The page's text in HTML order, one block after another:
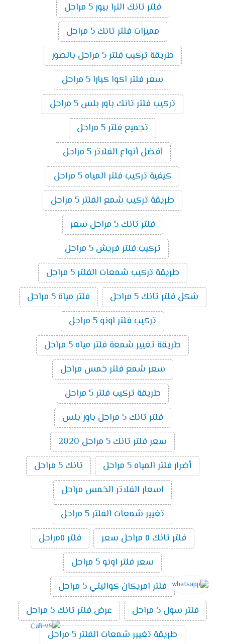
فلتر تانك الترا بيور 5 مراحل
مميزات فلتر تانك 5 مراحل
طريقة تركيب فلتر 5 مراحل بالصور
سعر فلتر اكوا كيارا 5 مراحل
تركيب فلتر تانك باور بلس 5 مراحل
تجميع فلتر 5 مراحل
أفضل أنواع الفلاتر 5 مراحل
كيفية تركيب فلتر المياه 5 مراحل
طريقة تركيب شمع الفلتر 5 مراحل
فلتر تانك 5 مراحل سعر
تركيب فلتر فريش 5 مراحل
طريقة تركيب شمعات الفلتر 5 مراحل
شكل فلتر تانك 5 مراحل
فلتر مياة 5 مراحل
تركيب فلتر اونو 5 مراحل
طريقة تغيير شمعة فلتر مياه 5 مراحل
سعر شمع فلتر خمس مراحل
طريقة تركيب فلتر 5 مراحل
فلتر تانك 5 مراحل باور بلس
سعر فلتر تانك 5 مراحل 2020
أضرار فلتر المياه 5 مراحل
تانك 5 مراحل
اسعار الفلاتر الخمس مراحل
تغيير شمعات الفلتر 5 مراحل
فلتر تانك ٥ مراحل سعر
فلتر ٥مراحل
سعر فلتر اونو 5 مراحل
فلتر امريكان كواليتي 5 مراحل
فلتر سول 5 مراحل
عرض فلتر تانك 5 مراحل
طريقة تغيير شمعات الفلتر 5 مراحل